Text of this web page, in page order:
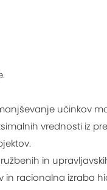
učinkov
vrednosti iz
in
in racionalna izraba